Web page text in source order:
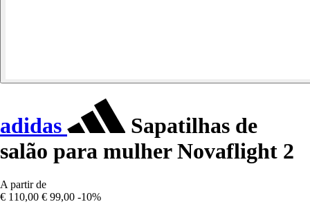
adidas
Sapatilhas de
salão para mulher Novaflight 2
A partir de
€ 110,00 € 99,00 -10%